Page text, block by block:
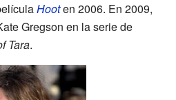
Hooten 2006. En 2009,
Gregson en la serie de
Tara.